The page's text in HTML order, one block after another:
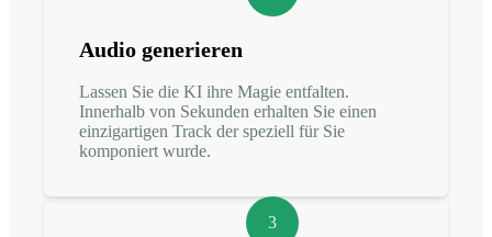
Audio generieren
Lassen Sie die KI ihre Magie entfalten.
Innerhalb von Sekunden erhalten Sie einen
einzigartigen Track der speziell für Sie
komponiert wurde.
3